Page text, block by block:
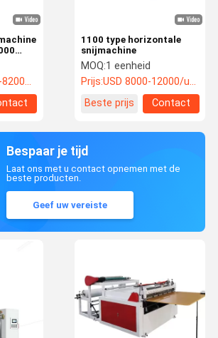
unit
1100 type horizontale
snijmachine
MOQ:1 eenheid
Prijs:USD 8000-12000/unit
Beste prijs
Contact
Bespaar je tijd
Laat ons met u contact opnemen met de
beste producten.
Geef uw vereiste